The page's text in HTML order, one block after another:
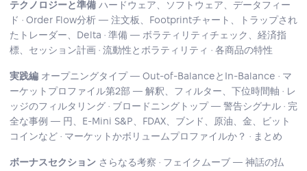
テクノロジーと準備 ハードウェア、ソフトウェア、データフィー
ド · Order Flow分析 — 注文板、Footprintチャート、トラップされ
たトレーダー、Delta · 準備 — ボラティリティチェック、経済指
標、セッション計画 · 流動性とボラティリティ · 各商品の特性
実践編 オープニングタイプ — Out-of-BalanceとIn-Balance · マ
ーケットプロファイル第2部 — 解釈、フィルター、下位時間軸 · レ
ッジのフィルタリング · ブロードニングトップ — 警告シグナル · 完
全な事例 — 円、E-Mini S&P、FDAX、ブンド、原油、金、ビット
コインなど · マーケットかボリュームプロファイルか？ · まとめ
ボーナスセクション さらなる考察 · フェイクムーブ — 神話の払